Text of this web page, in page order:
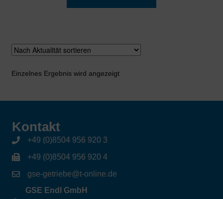
Einzelnes Ergebnis wird angezeigt
Kontakt
+49 (0)8504 956 920 3
+49 (0)8504 956 920 4
gse-getriebe@t-online.de
GSE Endl GmbH